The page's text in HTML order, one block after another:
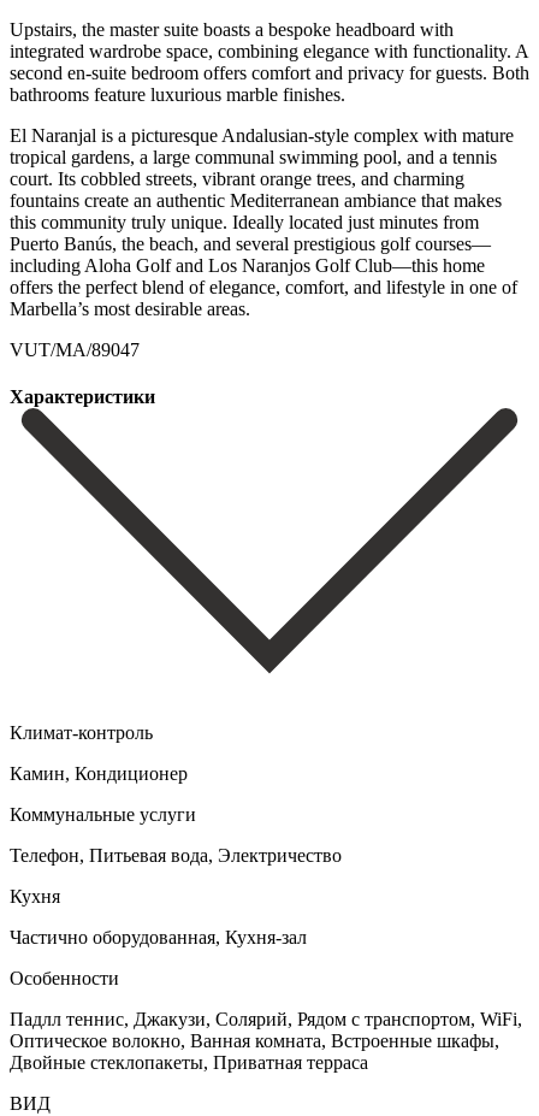
Upstairs, the master suite boasts a bespoke headboard with
integrated wardrobe space, combining elegance with functionality. A
second en-suite bedroom offers comfort and privacy for guests. Both
bathrooms feature luxurious marble finishes.
El Naranjal is a picturesque Andalusian-style complex with mature
tropical gardens, a large communal swimming pool, and a tennis
court. Its cobbled streets, vibrant orange trees, and charming
fountains create an authentic Mediterranean ambiance that makes
this community truly unique. Ideally located just minutes from
Puerto Banús, the beach, ‌and ‌several ‌prestigious ‌golf courses—
including ‌Aloha Golf ‌and Los Naranjos Golf Club—this home
offers the ‌perfect blend ‌of elegance, ‌comfort, and lifestyle ‌in ‌one ‌of
‌Marbella’s ‌most ‌desirable ‌areas.
VUT/MA/89047
Характеристики
Климат-контроль
Камин, Кондиционер
Коммунальные услуги
Телефон, Питьевая вода, Электричество
Кухня
Частично оборудованная, Кухня-зал
Особенности
Падлл теннис, Джакузи, Солярий, Рядом с транспортом, WiFi,
Оптическое волокно, Ванная комната, Встроенные шкафы,
Двойные стеклопакеты, Приватная терраса
ВИД